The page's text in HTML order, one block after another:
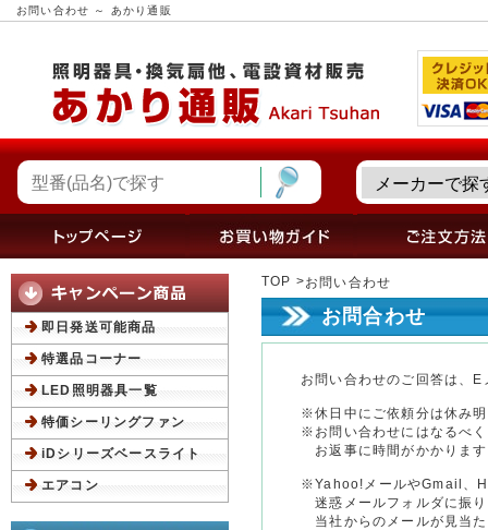
お問い合わせ ～ あかり通販
TOP お問い合わせ
お問合わせ
お問い合わせのご回答は、
※休日中にご依頼分は休み
※お問い合わせにはなるべ
お返事に時間がかかりま
※Yahoo!メールやGmail、
迷惑メールフォルダに振
当社からのメールが見当
即日発送可能商品
特選品コーナー
LED照明器具一覧
特価シーリングファン
iDシリーズベースライト
エアコン